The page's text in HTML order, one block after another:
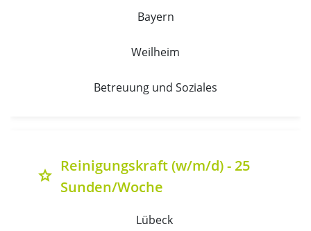
Bayern
Weilheim
Betreuung und Soziales
grade
Reinigungskraft (w/m/d) - 25
Sunden/Woche
Lübeck